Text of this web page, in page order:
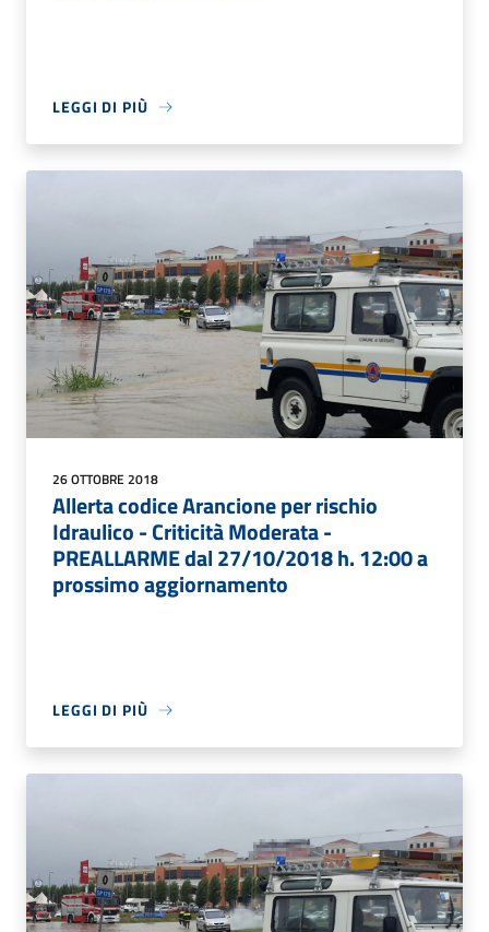
LEGGI DI PIÙ
26 OTTOBRE 2018
Allerta codice Arancione per rischio
Idraulico - Criticità Moderata -
PREALLARME dal 27/10/2018 h. 12:00 a
prossimo aggiornamento
LEGGI DI PIÙ